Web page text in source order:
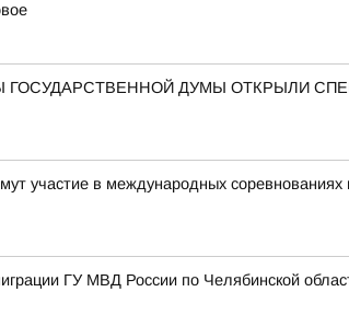
ГОСУДАРСТВЕННОЙ ДУМЫ ОТКРЫЛИ
участие в международных соревнованиях
ГУ МВД России по Челябинской